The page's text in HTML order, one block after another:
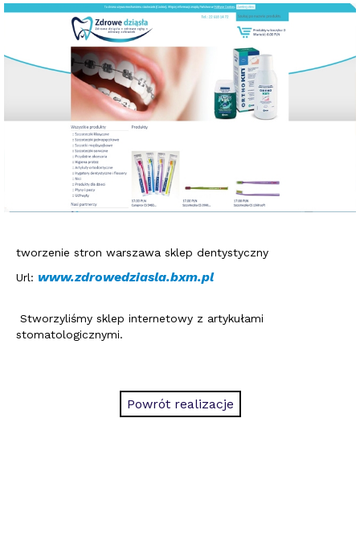
tworzenie stron warszawa sklep dentystyczny
Url: www.zdrowedziasla.bxm.pl
Stworzyliśmy sklep internetowy z artykułami
stomatologicznymi.
Powrót realizacje